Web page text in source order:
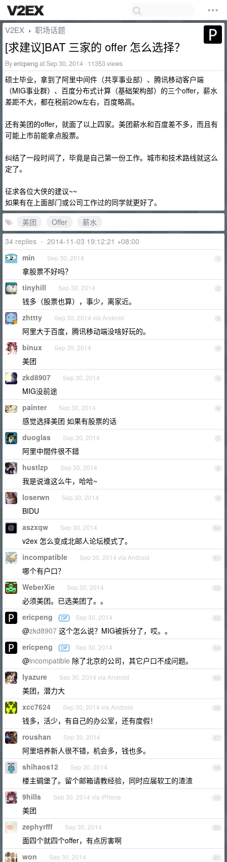
V2EX › 职场话题
[求建议]BAT 三家的 offer 怎么选择？
Byericpeng at Sep 30, 2014 · 11353 views
硕士毕业，拿到了阿里中间件（共享事业部）、腾讯移动客户端
（MIG事业群）、百度分布式计算（基础架构部）的三个offer，薪水
差距不大，都在税前20w左右，百度略高。
还有美团的offer，就面了以上四家。美团薪水和百度差不多，而且有
可能上市前能拿点股票。
纠结了一段时间了，毕竟是自己第一份工作。城市和技术路线就这么
定了。
征求各位大侠的建议~~
如果有在上面部门或公司工作过的同学就更好了。
美团
Offer
薪水
34 replies • 2014-11-03 19:12:21 +08:00
1
min Sep 30, 2014
拿股票不好吗？
2
tinyhill Sep 30, 2014
钱多（股票也算），事少，离家近。
3
zhttty Sep 30, 2014 via Android
阿里大于百度，腾讯移动端没啥好玩的。
4
binux Sep 30, 2014
美团
5
zkd8907 Sep 30, 2014
MIG没前途
6
painter Sep 30, 2014
感觉选择美团 如果有股票的话
7
duoglas Sep 30, 2014
阿里中間件很不錯
8
hustlzp Sep 30, 2014
我是说谁这么牛，哈哈~
9
loserwn Sep 30, 2014
BIDU
10
aszxqw Sep 30, 2014
v2ex 怎么变成北邮人论坛模式了。
11
incompatible Sep 30, 2014 via Android
哪个有户口？
12
WeberXie Sep 30, 2014
必须美团。已选美团了。。
13
ericpeng OP Sep 30, 2014
@zkd8907 这个怎么说？MIG被拆分了，哎。。
14
ericpeng OP Sep 30, 2014
@incompatible 除了北京的公司，其它户口不成问题。
15
lyazure Sep 30, 2014 via Android
美团，潜力大
16
xcc7624 Sep 30, 2014 via Android
钱多，活少，有自己的办公室，还有度假！
17
roushan Sep 30, 2014
阿里培养新人很不错，机会多，钱也多。
18
shihaos12 Sep 30, 2014
楼主碉堡了。留个邮箱请教经验，同时应届软工的渣渣
19
9hills Sep 30, 2014 via iPhone
美团
20
zephyrfff Sep 30, 2014
面四个就四个offer，有点厉害啊
21
won Sep 30, 2014